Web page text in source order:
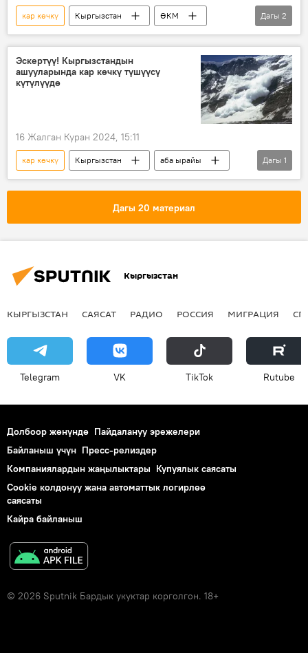
кар көчкү Кыргызстан
ӨКМ
Бишкек – Ош жолу
атып түшүрүү
Дагы 2
Эскертүү! Кыргызстандын
ашууларында кар көчкү түшүүсү
күтүлүүдө
16 Жалган Куран 2024, 15:11
кар көчкү Кыргызстан
аба ырайы
ашуу
Дагы 1
Дагы 20 материал
Кыргызстан
КЫРГЫЗСТАН САЯСАТ РАДИО РОССИЯ МИГРАЦИЯ
Telegram VK ТikТоk Rutube
Долбоор жөнүндө Пайдалануу эрежелери
Байланыш үчүн Пресс-релиздер
Компаниялардын жаңылыктары Купуялык саясаты
Cookie колдонуу жана автоматтык логирлөө
саясаты
Кайра байланыш
© 2026 Sputnik Бардык укуктар корголгон. 18+